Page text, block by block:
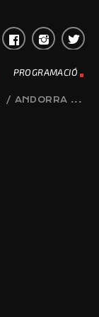
PROGRAMACIÓ
/ ANDORRA ...